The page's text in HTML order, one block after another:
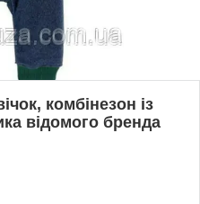
комбінезон із
відомого бренда